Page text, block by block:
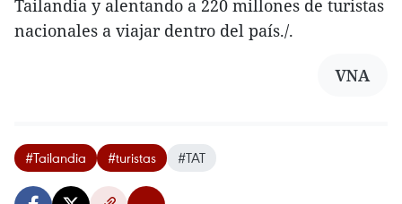
Tailandia y alentando a 220 millones de turistas
nacionales a viajar dentro del país./.
VNA
#Tailandia #turistas #TAT